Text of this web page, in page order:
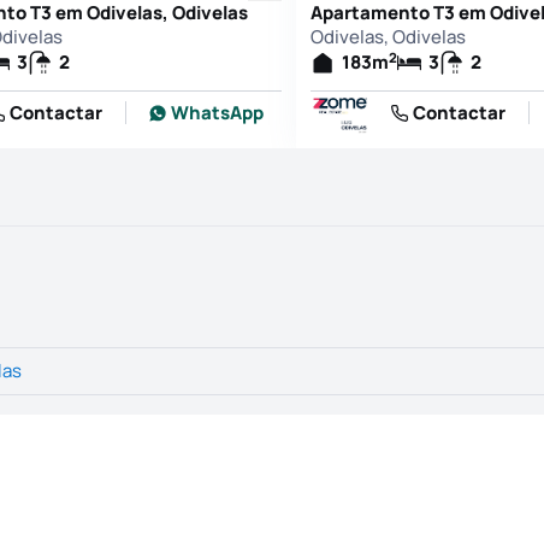
T3 em Odivelas, Odivelas
3
2
Contactar
WhatsApp
Apartamento T3 em
Odivelas, Odivelas
183m2 3
2
Contactar